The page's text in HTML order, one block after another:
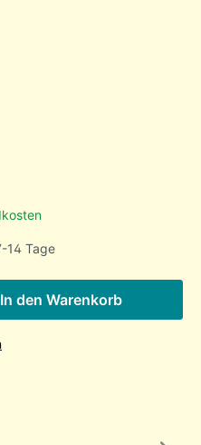
14 Tage
In den Warenkorb